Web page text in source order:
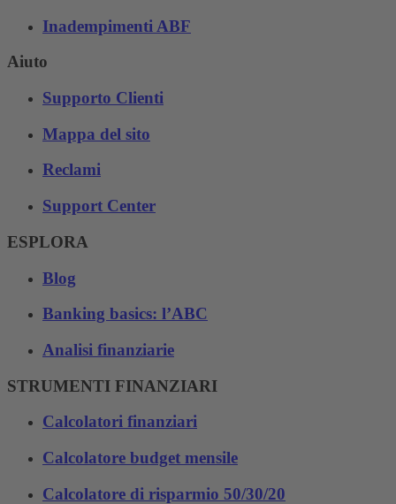
Inadempimenti ABF
Aiuto
Supporto Clienti
Mappa del sito
Reclami
Support Center
ESPLORA
Blog
Banking basics: l’ABC
Analisi finanziarie
STRUMENTI FINANZIARI
Calcolatori finanziari
Calcolatore budget mensile
Calcolatore di risparmio 50/30/20